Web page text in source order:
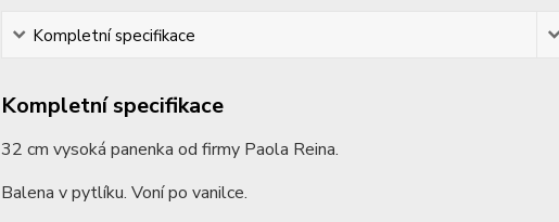
Kompletní specifikace
Kompletní specifikace
32 cm vysoká panenka od firmy Paola Reina.
Balena v pytlíku. Voní po vanilce.